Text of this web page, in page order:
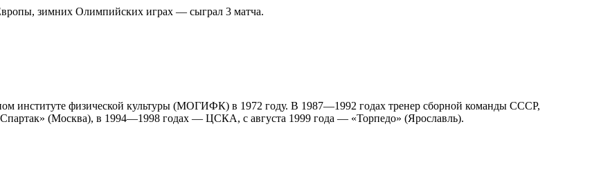
зимних Олимпийских играх — сыграл 3 матча.
институте физической культуры (МОГИФК) в 1972 году. В 1987—1992 годах тренер сборной команды СССР,
(Москва), в 1994—1998 годах — ЦСКА, с августа 1999 года — «Торпедо» (Ярославль).